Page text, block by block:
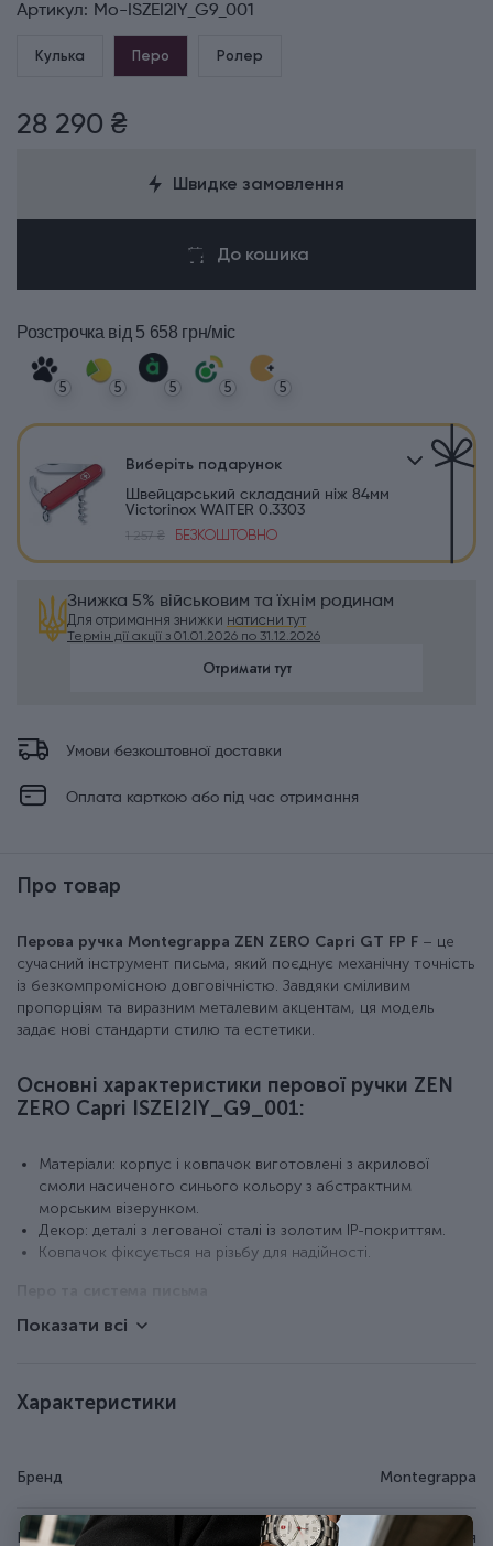
Артикул: Mo-ISZEI2IY_G9_001
Кулька Перо Ролер
28 290 ₴
Швидке замовлення
До кошика
Розстрочка від 5 658 грн/міс
5 5 5 5 5
Виберіть подарунок
Швейцарський складаний ніж 84мм
Victorinox WAITER 0.3303
1 257 ₴
БЕЗКОШТОВНО
Знижка 5% військовим та їхнім родинам
Для отримання знижки натисни тут
Термін дії акції з 01.01.2026 по 31.12.2026
Отримати тут
Умови безкоштовної доставки
Оплата карткою або під час отримання
Про товар
Перова ручка Montegrappa ZEN ZERO Capri GT FP F – це
сучасний інструмент письма, який поєднує механічну точність
із безкомпромісною довговічністю. Завдяки сміливим
пропорціям та виразним металевим акцентам, ця модель
задає нові стандарти стилю та естетики.
Основні характеристики перової ручки ZEN
ZERO Capri ISZEI2IY_G9_001:
Матеріали: корпус і ковпачок виготовлені з акрилової
смоли насиченого синього кольору з абстрактним
морським візерунком.
Декор: деталі з легованої сталі із золотим IP-покриттям.
Ковпачок фіксується на різьбу для надійності.
Система заправки: стандартний міжнародний картридж
Комплектація
Перова ручка Montegrappa ISZEI2IY_G9_001
Показати всі
Характеристики
Бренд Montegrappa
Країна походження Італія